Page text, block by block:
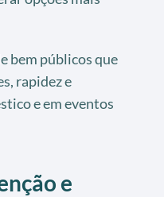
bem públicos que
rapidez e
e em eventos
e